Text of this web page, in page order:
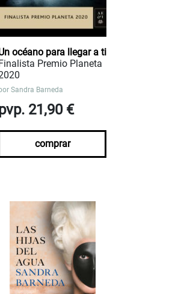
océano para llegar a ti
Premio Planeta
Sandra Barneda
21,90 €
comprar